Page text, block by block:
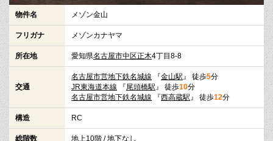
物件名 メゾン金山
フリガナ メゾンカナヤマ
所在地 愛知県名古屋市中区正木4丁目8-8
交通
名古屋市営地下鉄名城線 『金山駅 』 徒歩5分
JR東海道本線 『尾頭橋駅 』 徒歩10分
名古屋市営地下鉄名城線 『西高蔵駅 』 徒歩12分
構造 RC
総階数 地上10階 / 地下なし